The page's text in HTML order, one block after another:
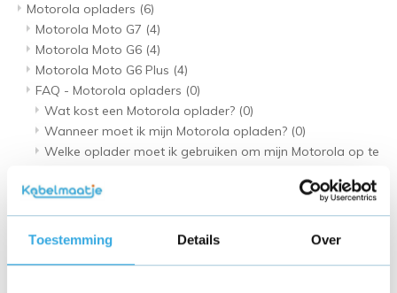
Toestemming Details Over
Motorola opladers (6)
Motorola Moto G7 (4)
Motorola Moto G6 (4)
Motorola Moto G6 Plus (4)
FAQ - Motorola opladers (0)
Wat kost een Motorola oplader? (0)
Wanneer moet ik mijn Motorola opladen? (0)
Welke oplader moet ik gebruiken om mijn Motorola op te
Hoe moet ik mijn Motorola opladen?
Motorola Moto G9 Plus(4)
Motorola Moto G4
Motorola Moto G9 Power